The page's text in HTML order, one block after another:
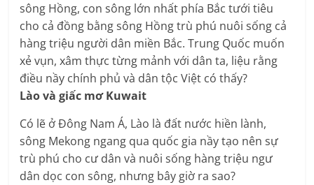
sông Hồng, con sông lớn nhất phía Bắc tưới tiêu
cho cả đồng bằng sông Hồng trù phú nuôi sống cả
hàng triệu người dân miền Bắc. Trung Quốc muốn
xẻ vụn, xâm thực từng mảnh với dân ta, liệu rằng
điều nầy chính phủ và dân tộc Việt có thấy?
Lào và giấc mơ Kuwait
Có lẽ ở Đông Nam Á, Lào là đất nước hiền lành,
sông Mekong ngang qua quốc gia nầy tạo nên sự
trù phú cho cư dân và nuôi sống hàng triệu ngư
dân dọc con sông, nhưng bây giờ ra sao?